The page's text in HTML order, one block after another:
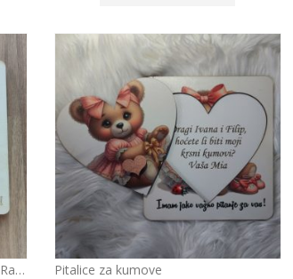
Razno Pitalice za kumove